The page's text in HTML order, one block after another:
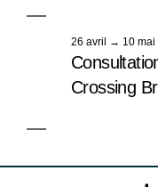
26 avril → 10 mai
Crossing